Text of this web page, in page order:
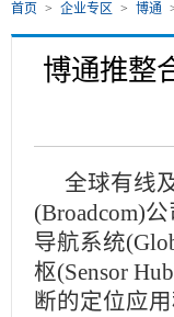
首页 > 企业专区 > 博通
博通推整
全球有线
(Broadcom)
导航系统
枢(Sensor
断的定位应